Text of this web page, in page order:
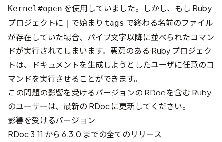
Kernel#open を使用していました。しかし、もし Ruby
プロジェクトに | で始まり tags で終わる名前のファイル
が存在していた場合、パイプ文字以降に並べられたコマン
ドが実行されてしまいます。悪意のある Ruby プロジェク
トは、ドキュメントを生成しようとしたユーザに任意のコ
マンドを実行させることができます。
この問題の影響を受けるバージョンの RDoc を含む Ruby
のユーザーは、最新の RDoc に更新してください。
影響を受けるバージョン
RDoc 3.11 から 6.3.0 までの全てのリリース